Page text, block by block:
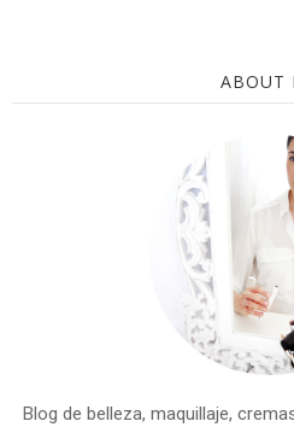
ABOUT
Blog de belleza, maquillaje,